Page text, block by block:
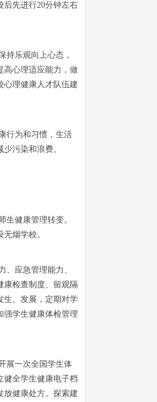
后先进行20分钟左右
持乐观向上心态，
高心理适应能力，做
心理健康人才队伍建
行为和习惯，生活
污染和浪费。
生健康管理转变。
烟学校。
、应急管理能力、
康检查制度、留观隔
生、发展，定期对学
强学生健康体检管理
展一次全国学生体
健全学生健康电子档
放健康处方。探索建